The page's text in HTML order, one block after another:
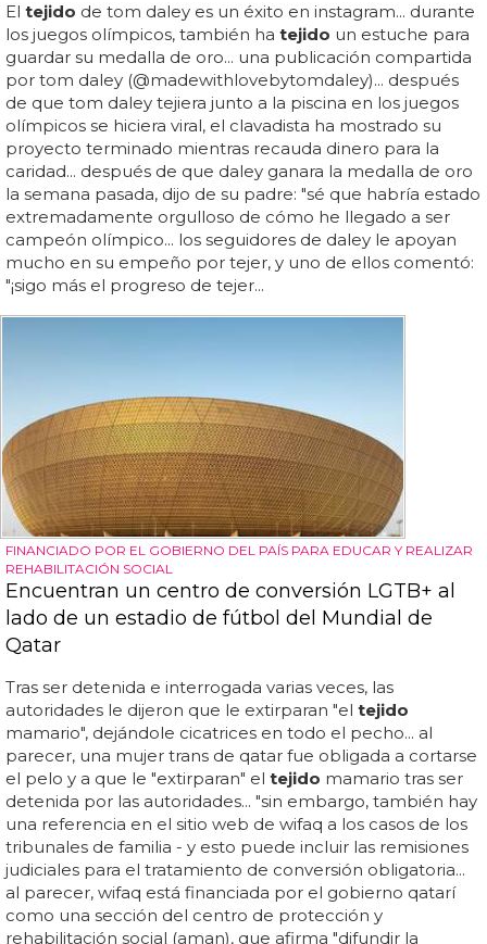
El tejido de tom daley es un éxito en instagram... durante
los juegos olímpicos, también ha tejido un estuche para
guardar su medalla de oro... una publicación compartida
por tom daley (@madewithlovebytomdaley)... después
de que tom daley tejiera junto a la piscina en los juegos
olímpicos se hiciera viral, el clavadista ha mostrado su
proyecto terminado mientras recauda dinero para la
caridad... después de que daley ganara la medalla de oro
la semana pasada, dijo de su padre: "sé que habría estado
extremadamente orgulloso de cómo he llegado a ser
campeón olímpico... los seguidores de daley le apoyan
mucho en su empeño por tejer, y uno de ellos comentó:
"¡sigo más el progreso de tejer...
FINANCIADO POR EL GOBIERNO DEL PAÍS PARA EDUCAR Y REALIZAR
REHABILITACIÓN SOCIAL
Encuentran un centro de conversión LGTB+ al
lado de un estadio de fútbol del Mundial de
Qatar
Tras ser detenida e interrogada varias veces, las
autoridades le dijeron que le extirparan "el tejido
mamario", dejándole cicatrices en todo el pecho... al
parecer, una mujer trans de qatar fue obligada a cortarse
el pelo y a que le "extirparan" el tejido mamario tras ser
detenida por las autoridades... "sin embargo, también hay
una referencia en el sitio web de wifaq a los casos de los
tribunales de familia - y esto puede incluir las remisiones
judiciales para el tratamiento de conversión obligatoria...
al parecer, wifaq está financiada por el gobierno qatarí
como una sección del centro de protección y
rehabilitación social (aman), que afirma "difundir la